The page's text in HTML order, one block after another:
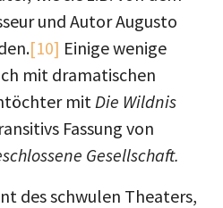
und Autor Augusto
[10] Einige wenige
mit dramatischen
mit Die Wildnis
Fassung von
Gesellschaft.
des schwulen Theaters,